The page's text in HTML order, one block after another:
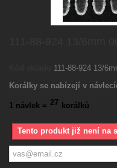
111-88-924 13/
Korálky se nabízejí v
1 návlek = 27 korálků
Tento produkt již není na